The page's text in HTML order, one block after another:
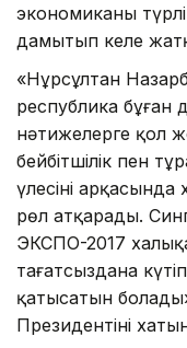
экономиканың
дамытып келе
«Нұрсұлтан
республика бұған
нәтижелерге қол
бейбітшілік пен
үлесінің
рөл атқарады.
ЭКСПО-2017
тағатсыздана
қатысатын
Президентінің